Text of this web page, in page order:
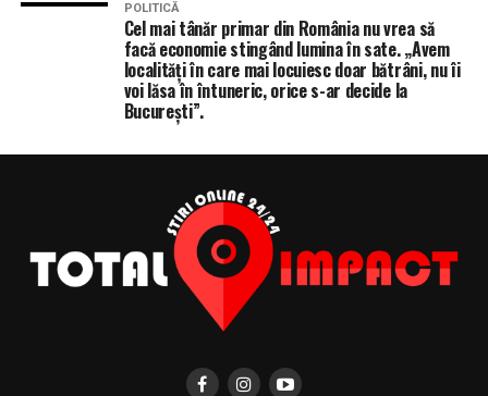
POLITICĂ
Cel mai tânăr primar din România nu vrea să
facă economie stingând lumina în sate. „Avem
localități în care mai locuiesc doar bătrâni, nu îi
voi lăsa în întuneric, orice s-ar decide la
București”.